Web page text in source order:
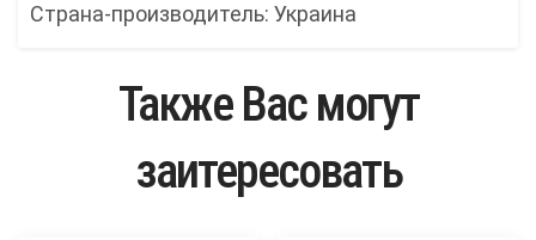
Страна-производитель: Украина
Также Вас могут
заитересовать